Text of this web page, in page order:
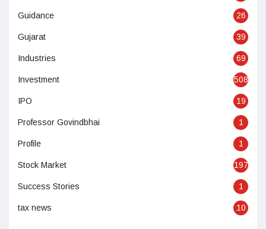
Guidance 26
Gujarat 39
Industries 69
Investment 508
IPO 19
Professor Govindbhai 1
Profile 1
Stock Market 197
Success Stories 1
tax news 10